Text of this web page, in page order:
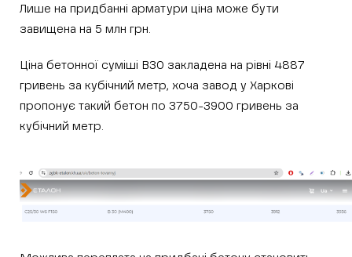
Лише на придбанні арматури ціна може бути
завищена на 5 млн грн.
Ціна бетонної суміші В30 закладена на рівні 4887
гривень за кубічний метр, хоча завод у Харкові
пропонує такий бетон по 3750-3900 гривень за
кубічний метр.